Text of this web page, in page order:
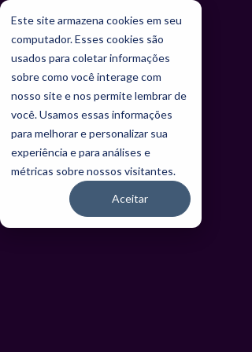
Este site armazena cookies em seu
computador. Esses cookies são
usados para coletar informações
sobre como você interage com
nosso site e nos permite lembrar de
você. Usamos essas informações
para melhorar e personalizar sua
experiência e para análises e
métricas sobre nossos visitantes.
Aceitar